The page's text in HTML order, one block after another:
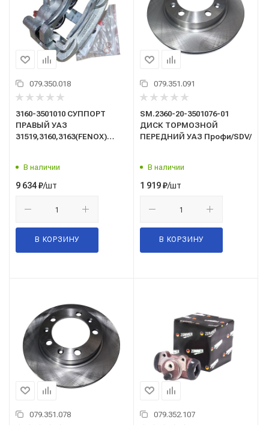
079.350.018
3160-3501010 СУППОРТ
ПРАВЫЙ УАЗ
31519,3160,3163(FENOX)
В наличии
9 634₽/шт
В КОРЗИНУ
079.351.091
SM.2360-20-3501076-01
ДИСК ТОРМОЗНОЙ
ПЕРЕДНИЙ УАЗ Профи/SDV/
В наличии
1 919₽/шт
В КОРЗИНУ
079.351.078 079.352.107